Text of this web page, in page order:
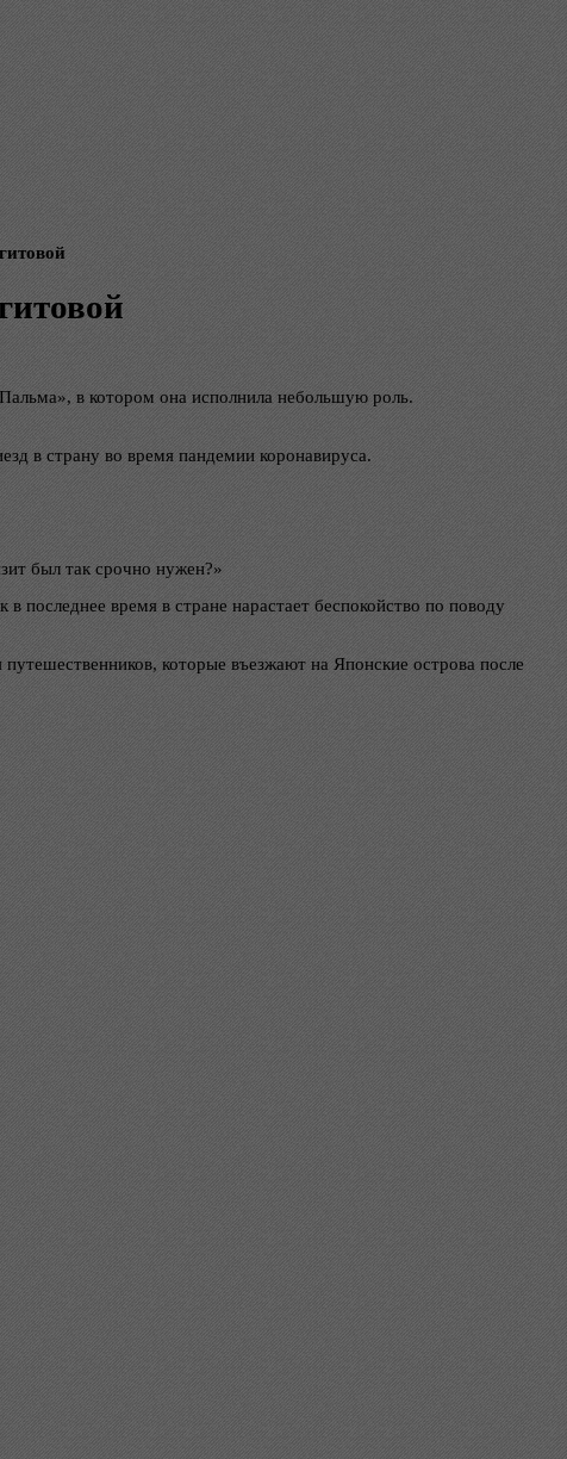
в котором она исполнила небольшую роль.
в страну во время пандемии коронавируса.
был так срочно нужен?»
время в стране нарастает беспокойство по поводу
которые въезжают на Японские острова после